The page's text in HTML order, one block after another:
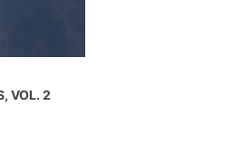
VOL. 2